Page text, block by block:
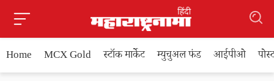
Home MCX Gold स्टॉक मार्केट म्युचुअल फंड आईपीओ